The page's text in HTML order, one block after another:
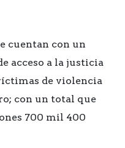
cuentan con un
acceso a la justicia
de violencia
con un total que
700 mil 400